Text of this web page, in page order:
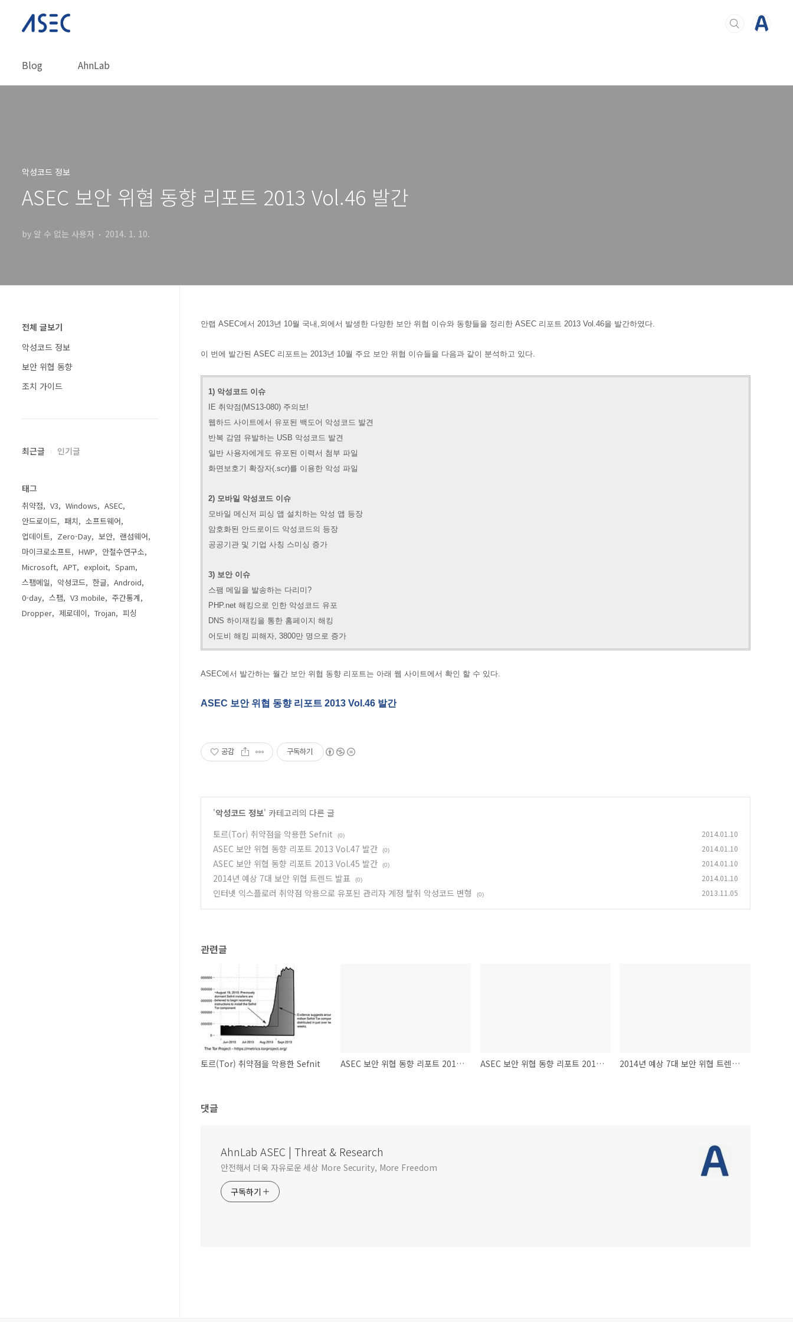
Blog AhnLab
악성코드 정보
ASEC 보안 위협 동향 리포트 2013 Vol.46 발간
by 알 수 없는 사용자 2014. 1. 10.
안랩 ASEC에서 2013년 10월 국내,외에서 발생한 다양한 보안 위협 이슈와 동향들을 정리한 ASEC 리포트 2013 Vol.46을 발간하였다.
이 번에 발간된 ASEC 리포트는 2013년 10월 주요 보안 위협 이슈들을 다음과 같이 분석하고 있다.
1) 악성코드 이슈
IE 취약점(MS13-080) 주의보!
웹하드 사이트에서 유포된 백도어 악성코드 발견
반복 감염 유발하는 USB 악성코드 발견
일반 사용자에게도 유포된 이력서 첨부 파일
화면보호기 확장자(.scr)를 이용한 악성 파일
2) 모바일 악성코드 이슈
모바일 메신저 피싱 앱 설치하는 악성 앱 등장
암호화된 안드로이드 악성코드의 등장
공공기관 및 기업 사칭 스미싱 증가
3) 보안 이슈
스팸 메일을 발송하는 다리미?
PHP.net 해킹으로 인한 악성코드 유포
DNS 하이재킹을 통한 홈페이지 해킹
어도비 해킹 피해자, 3800만 명으로 증가
ASEC에서 발간하는 월간 보안 위협 동향 리포트는 아래 웹 사이트에서 확인 할 수 있다.
ASEC 보안 위협 동향 리포트 2013 Vol.46 발간
공감 구독하기
'악성코드 정보' 카테고리의 다른 글
토르(Tor) 취약점을 악용한 Sefnit
(0) 2014.01.10
ASEC 보안 위협 동향 리포트 2013 Vol.47 발간 (0) 2014.01.10
ASEC 보안 위협 동향 리포트 2013 Vol.45 발간 (0) 2014.01.10
2014년 예상 7대 보안 위협 트렌드 발표 (0) 2014.01.10
인터넷 익스플로러 취약점 악용으로 유포된 관리자 계정 탈취 악성코드 변형 (0) 2013.11.05
관련글
토르(Tor) 취약점을 악용한 Sefnit ASEC 보안 위협 동향 리포트 2013 Vol.47 발간 ASEC 보안 위협 동향 리포트 2013 Vol.45 발간 2014년 예상 7대 보안 위협 트렌드 발표
댓글
AhnLab ASEC | Threat & Research
안전해서 더욱 자유로운 세상 More Security, More Freedom
구독하기
전체 글보기
악성코드 정보
보안 위협 동향
조치 가이드
최근글 인기글
태그
취약점 V3 Windows
ASEC
안드로이드
패치
소프트웨어
업데이트
Zero-Day 보안
랜섬웨어
마이크로소프트
HWP
안철수연구소
Microsoft
APT exploit
Spam
스팸메일
악성코드 한글
Android
0-day
스팸 V3 mobile
주간통계
Dropper
제로데이 Trojan 피싱